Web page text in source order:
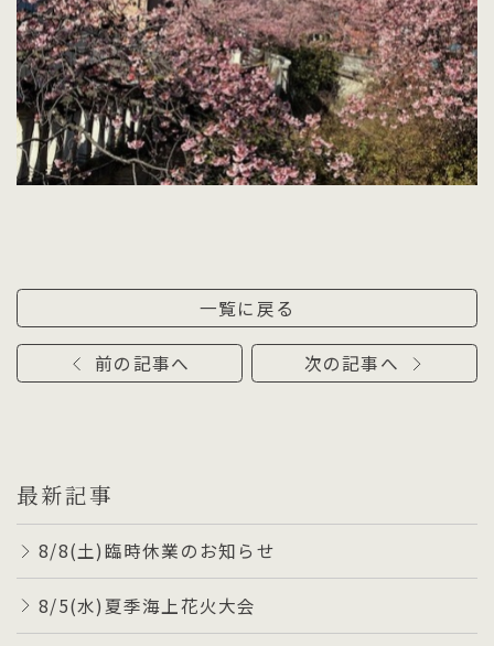
前の記事へ
一覧に戻る
次の記事へ
最新記事
8/8(土)臨時休業のお知らせ
8/5(水)夏季海上花火大会